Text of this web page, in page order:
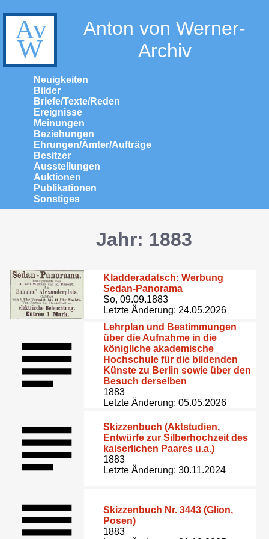
Anton von Werner-
Archiv
Neuigkeiten
Bilder
Briefe/Texte/Reden
Ereignisse
Meinungen
Beziehungen
Ehrungen/Ämter/Aufträge
Besitzer
Ausstellungen
Auktionen
Publikationen
Sonstiges
Jahr: 1883
Kladderadatsch: Werbung
Sedan-Panorama
So, 09.09.1883
Letzte Änderung: 24.05.2026
Lehrplan und Bestimmungen
über die Aufnahme in die
königliche akademische
Hochschule für die bildenden
Künste zu Berlin sowie über den
Besuch derselben
1883
Letzte Änderung: 05.05.2026
Skizzenbuch (Aktstudien,
Entwürfe zur Silberhochzeit des
kaiserlichen Paares u.a.)
1883
Letzte Änderung: 30.11.2024
Skizzenbuch Nr. 3443 (Glion,
Posen)
1883